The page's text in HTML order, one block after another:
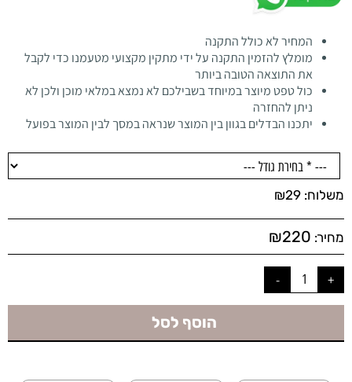
המחיר לא כולל התקנה
מומלץ להזמין התקנה על ידי מתקין מקצועי מטעמנו כדי לקבל
את התוצאה הטובה ביותר
כול טפט מיוצר במיוחד בשבילכם לא נמצא במלאי מוכן ולכן לא
ניתן להחזרה
יתכנו הבדלים בגוון בין המוצר שנראה במסך לבין המוצר בפועל
משלוח: ₪29
מחיר: ₪220
הוסף לסל